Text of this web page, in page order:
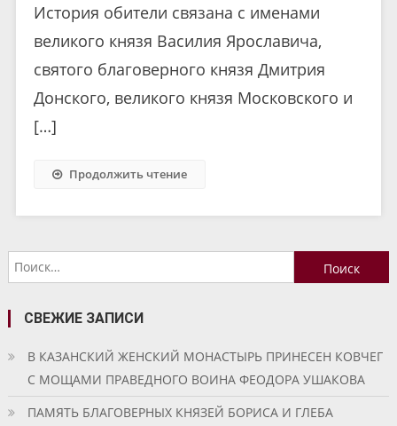
История обители связана с именами
великого князя Василия Ярославича,
святого благоверного князя Дмитрия
Донского, великого князя Московского и
[…]
Продолжить чтение
Найти:
СВЕЖИЕ ЗАПИСИ
В КАЗАНСКИЙ ЖЕНСКИЙ МОНАСТЫРЬ ПРИНЕСЕН КОВЧЕГ
С МОЩАМИ ПРАВЕДНОГО ВОИНА ФЕОДОРА УШАКОВА
ПАМЯТЬ БЛАГОВЕРНЫХ КНЯЗЕЙ БОРИСА И ГЛЕБА